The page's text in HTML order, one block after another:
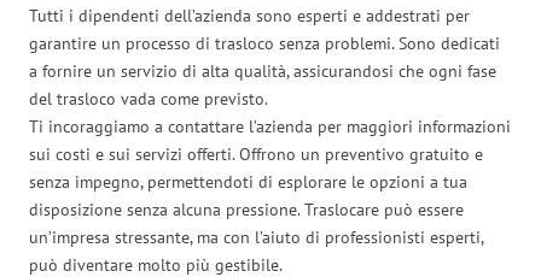
Tutti i dipendenti dell’azienda sono esperti e addestrati per
garantire un processo di trasloco senza problemi. Sono dedicati
a fornire un servizio di alta qualità, assicurandosi che ogni fase
del trasloco vada come previsto.
Ti incoraggiamo a contattare l’azienda per maggiori informazioni
sui costi e sui servizi offerti. Offrono un preventivo gratuito e
senza impegno, permettendoti di esplorare le opzioni a tua
disposizione senza alcuna pressione. Traslocare può essere
un’impresa stressante, ma con l’aiuto di professionisti esperti,
può diventare molto più gestibile.